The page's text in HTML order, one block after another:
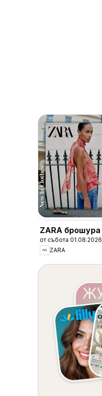
ZARA брошура
от събота 01.08.2026
ZARA